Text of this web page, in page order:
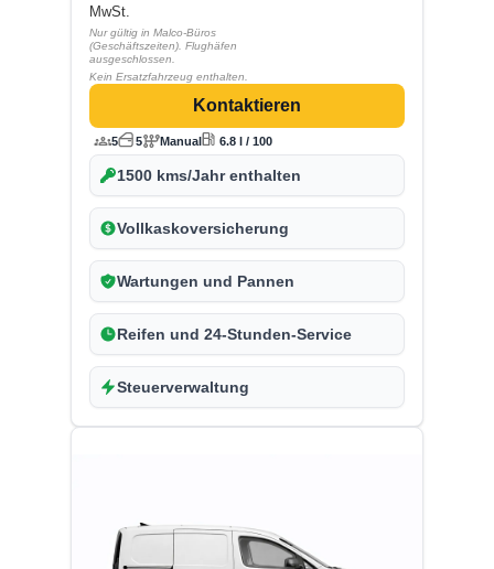
MwSt.
Nur gültig in Malco-Büros
(Geschäftszeiten). Flughäfen
ausgeschlossen.
Kein Ersatzfahrzeug enthalten.
Kontaktieren
5 5 Manual 6.8 l / 100
1500 kms/Jahr enthalten
Vollkaskoversicherung
Wartungen und Pannen
Reifen und 24-Stunden-Service
Steuerverwaltung